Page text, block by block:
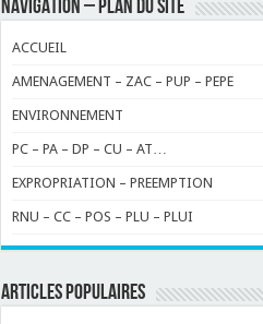
NAVIGATION – PLAN DU SITE
ACCUEIL
AMENAGEMENT – ZAC – PUP – PEPE
ENVIRONNEMENT
PC – PA – DP – CU – AT…
EXPROPRIATION – PREEMPTION
RNU – CC – POS – PLU – PLUI
ARTICLES POPULAIRES